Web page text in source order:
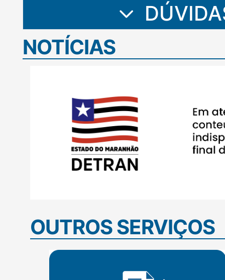
NOTÍCIAS
OUTROS SERVIÇOS